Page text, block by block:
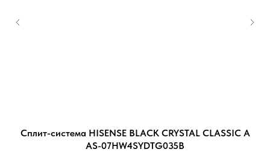
Сплит-система HISENSE BLACK CRYSTAL CLASSIC A
AS-07HW4SYDTG035В